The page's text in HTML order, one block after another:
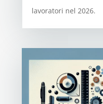
lavoratori nel 2026.